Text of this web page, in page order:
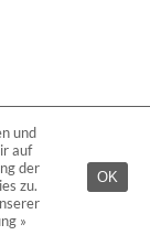
und
auf
der
zu.
»
OK